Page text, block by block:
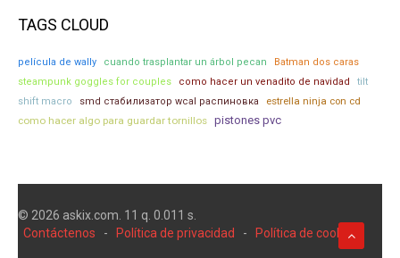
TAGS CLOUD
película de wally cuando trasplantar un árbol pecan
Batman dos caras
steampunk goggles for couples
como hacer un venadito de navidad
tilt
shift macro
smd стабилизатор wcal распиновка
estrella ninja con cd
como hacer algo para guardar tornillos pistones pvc
© 2026 askix.com. 11 q. 0.011 s.
Contáctenos
- Política de privacidad - Política de cookies